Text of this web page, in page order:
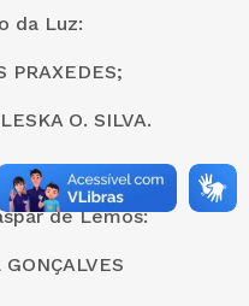
da Luz:
PRAXEDES;
O. SILVA.
de Lemos: